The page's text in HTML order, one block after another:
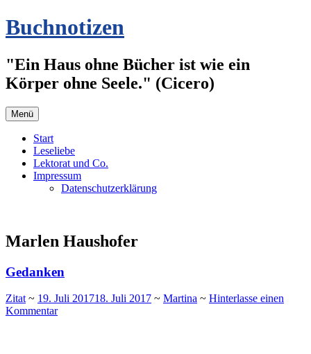
Zum
Inhalt
Buchnotizen
"Ein Haus ohne Bücher ist wie ein
Körper ohne Seele." (Cicero)
Menü
Start
Leseliebe
Lektorat und Co.
Impressum
Datenschutzerklärung
Marlen Haushofer
Gedanken
Zitat ~ 19. Juli 201718. Juli 2017 ~ Martina ~ Hinterlasse einen
Kommentar